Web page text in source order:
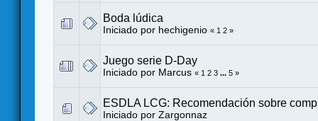
Boda lúdica
Iniciado por hechigenio « 1 2 »
Juego serie D-Day
Iniciado por Marcus « 1 2 3 ... 5 »
ESDLA LCG: Recomendación sobre
Iniciado por Zargonnaz